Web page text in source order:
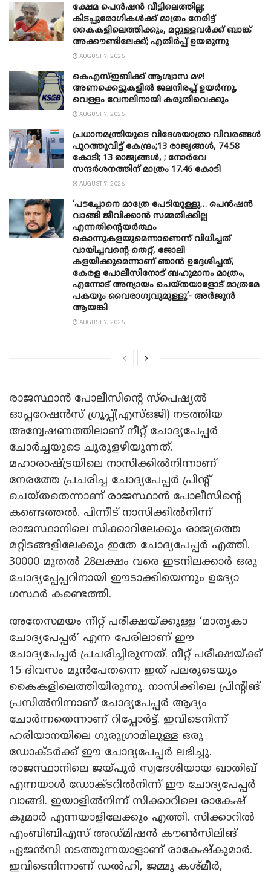
ക്ഷേമ പെൻഷൻ വീട്ടിലെത്തില്ല;
കിടപ്പുരോഗികൾക്ക് മാത്രം നേരിട്ട്
കൈകളിലെത്തിക്കും, മറ്റുള്ളവർക്ക് ബാങ്ക്
അക്കൗണ്ടിലേക്ക്; എതിർപ്പ് ഉയരുന്നു
AUGUST 7, 2026
കെഎസ്ഇബിക്ക് ആശ്വാസ മഴ!
അണക്കെട്ടുകളിൽ ജലനിരപ്പ് ഉയർന്നു,
വെള്ളം വേനലിനായി കരുതിവെക്കും
AUGUST 7, 2026
പ്രധാനമന്ത്രിയുടെ വിദേശയാത്രാ വിവരങ്ങൾ
പുറത്തുവിട്ട് കേന്ദ്രം;13 രാജ്യങ്ങൾ, 74.58
കോടി; 13 രാജ്യങ്ങൾ, ; നോർവേ
സന്ദർശനത്തിന് മാത്രം 17.46 കോടി
AUGUST 7, 2026
‘പടച്ചോനെ മാത്രേ പേടിയുള്ളു… പെൻഷൻ
വാങ്ങി ജീവിക്കാൻ സമ്മതിക്കില്ല
എന്നതിന്റെയർത്ഥം
കൊന്നുകളയുമെന്നാണെന്ന് വിധിച്ചത്
വായിച്ചവന്റെ തെറ്റ്, ജോലി
കളയിക്കുമെന്നാണ് ഞാൻ ഉദ്ദേശിച്ചത്,
കേരള പോലീസിനോട് ബഹുമാനം മാത്രം,
എന്നോട് അന്യായം ചെയ്തയാളോട് മാത്രമേ
പകയും വൈരാഗ്യവുമുള്ളൂ’- അർജുൻ
ആയങ്കി
AUGUST 7, 2026
രാജസ്ഥാൻ പോലീസിന്റെ സ്‌പെഷ്യൽ
ഓപ്പറേഷൻസ് ഗ്രൂപ്പ്(എസ്ഒജി) നടത്തിയ
അന്വേഷണത്തിലാണ് നീറ്റ് ചോദ്യപേപ്പർ
ചോർച്ചയുടെ ചുരുളഴിയുന്നത്.
മഹാരാഷ്ട്രയിലെ നാസിക്കിൽനിന്നാണ്
നേരത്തേ പ്രചരിച്ച ചോദ്യപേപ്പർ പ്രിന്റ്
ചെയ്തതെന്നാണ് രാജസ്ഥാൻ പോലീസിന്റെ
കണ്ടെത്തൽ. പിന്നീട് നാസിക്കിൽനിന്ന്
രാജസ്ഥാനിലെ സിക്കാറിലേക്കും രാജ്യത്തെ
മറ്റിടങ്ങളിലേക്കും ഇതേ ചോദ്യപേപ്പർ എത്തി.
30000 മുതൽ 28ലക്ഷം വരെ ഇടനിലക്കാർ ഒരു
ചോദ്യപ്പേപ്പറിനായി ഈടാക്കിയെന്നും ഉദ്യോ​
ഗസ്ഥർ കണ്ടെത്തി.
അതേസമയം നീറ്റ് പരീക്ഷയ്ക്കുള്ള ‘മാതൃകാ
ചോദ്യപേപ്പർ’ എന്ന പേരിലാണ് ഈ
ചോദ്യപേപ്പർ പ്രചരിച്ചിരുന്നത്. നീറ്റ് പരീക്ഷയ്ക്ക്
15 ദിവസം മുൻപേതന്നെ ഇത് പലരുടെയും
കൈകളിലെത്തിയിരുന്നു. നാസിക്കിലെ പ്രിന്റിങ്
പ്രസിൽനിന്നാണ് ചോദ്യപേപ്പർ ആദ്യം
ചോർന്നതെന്നാണ് റിപ്പോർട്ട്. ഇവിടെനിന്ന്
ഹരിയാനയിലെ ഗുരുഗ്രാമിലുള്ള ഒരു
ഡോക്ടർക്ക് ഈ ചോദ്യപേപ്പർ ലഭിച്ചു.
രാജസ്ഥാനിലെ ജയ്പുർ സ്വദേശിയായ ഖാതിഖ്
എന്നയാൾ ഡോക്ടറിൽനിന്ന് ഈ ചോദ്യപേപ്പർ
വാങ്ങി. ഇയാളിൽനിന്ന് സിക്കാറിലെ രാകേഷ്
കുമാർ എന്നയാളിലേക്കും എത്തി. സിക്കാറിൽ
എംബിബിഎസ് അഡ്മിഷൻ കൗൺസിലിങ്
ഏജൻസി നടത്തുന്നയാളാണ് രാകേഷ്‌കുമാർ.
ഇവിടെനിന്നാണ് ഡൽഹി, ജമ്മു കശ്മീർ,